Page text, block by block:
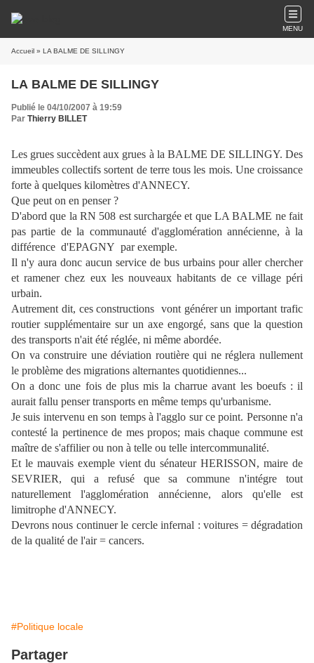
MENU
Accueil » LA BALME DE SILLINGY
LA BALME DE SILLINGY
Publié le 04/10/2007 à 19:59
Par Thierry BILLET
Les grues succèdent aux grues à la BALME DE SILLINGY. Des
immeubles collectifs sortent de terre tous les mois. Une croissance
forte à quelques kilomètres d'ANNECY.
Que peut on en penser ?
D'abord que la RN 508 est surchargée et que LA BALME ne fait
pas partie de la communauté d'agglomération annécienne, à la
différence d'EPAGNY par exemple.
Il n'y aura donc aucun service de bus urbains pour aller chercher
et ramener chez eux les nouveaux habitants de ce village péri
urbain.
Autrement dit, ces constructions vont générer un important trafic
routier supplémentaire sur un axe engorgé, sans que la question
des transports n'ait été réglée, ni même abordée.
On va construire une déviation routière qui ne réglera nullement
le problème des migrations alternantes quotidiennes...
On a donc une fois de plus mis la charrue avant les boeufs : il
aurait fallu penser transports en même temps qu'urbanisme.
Je suis intervenu en son temps à l'agglo sur ce point. Personne n'a
contesté la pertinence de mes propos; mais chaque commune est
maître de s'affilier ou non à telle ou telle intercommunalité.
Et le mauvais exemple vient du sénateur HERISSON, maire de
SEVRIER, qui a refusé que sa commune n'intégre tout
naturellement l'agglomération annécienne, alors qu'elle est
limitrophe d'ANNECY.
Devrons nous continuer le cercle infernal : voitures = dégradation
de la qualité de l'air = cancers.
#Politique locale
Partager